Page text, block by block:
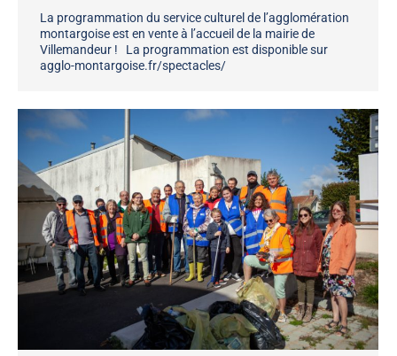
La programmation du service culturel de l’agglomération
montargoise est en vente à l’accueil de la mairie de
Villemandeur ! La programmation est disponible sur
agglo-montargoise.fr/spectacles/